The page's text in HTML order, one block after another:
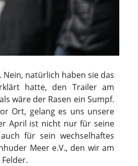
Nein, natürlich haben sie das
hatte, den Trailer am
wäre der Rasen ein Sumpf.
Ort, gelang es uns unsere
April ist nicht nur für seine
für sein wechselhaftes
Meer e.V., den wir am